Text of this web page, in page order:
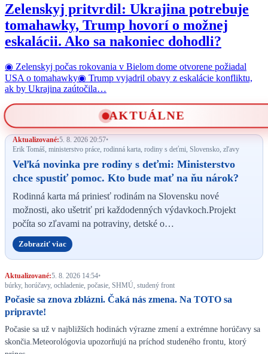
Zelenskyj pritvrdil: Ukrajina potrebuje
tomahawky, Trump hovorí o možnej
eskalácii. Ako sa nakoniec dohodli?
◉ Zelenskyj počas rokovania v Bielom dome otvorene požiadal
USA o tomahawky◉ Trump vyjadril obavy z eskalácie konfliktu,
ak by Ukrajina zaútočila…
AKTUÁLNE
Aktualizované:5. 8. 2026 20:57•
Erik Tomáš, ministerstvo práce, rodinná karta, rodiny s deťmi, Slovensko, zľavy
Veľká novinka pre rodiny s deťmi: Ministerstvo
chce spustiť pomoc. Kto bude mať na ňu nárok?
Rodinná karta má priniesť rodinám na Slovensku nové
možnosti, ako ušetriť pri každodenných výdavkoch.Projekt
počíta so zľavami na potraviny, detské o…
Zobraziť viac
Aktualizované:5. 8. 2026 14:54•
búrky, horúčavy, ochladenie, počasie, SHMÚ, studený front
Počasie sa znova zblázni. Čaká nás zmena. Na TOTO sa
pripravte!
Počasie sa už v najbližších hodinách výrazne zmení a extrémne horúčavy sa
skončia.Meteorológovia upozorňujú na príchod studeného frontu, ktorý